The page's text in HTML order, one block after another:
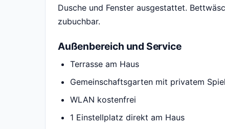
Dusche und Fenster ausgestattet.
zubuchbar.
Außenbereich und Service
Terrasse am Haus
Gemeinschaftsgarten mit privatem
WLAN kostenfrei
1 Einstellplatz direkt am Haus